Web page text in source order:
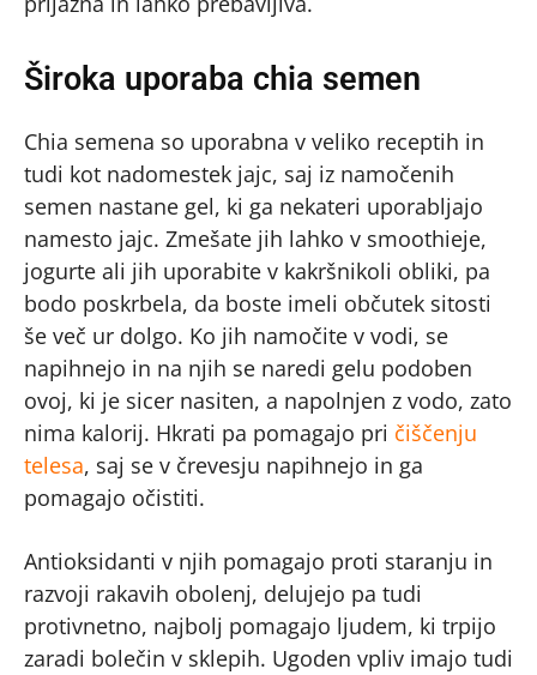
Široka uporaba chia semen
Chia semena so uporabna v veliko receptih in
tudi kot nadomestek jajc, saj iz namočenih
semen nastane gel, ki ga nekateri uporabljajo
namesto jajc. Zmešate jih lahko v smoothieje,
jogurte ali jih uporabite v kakršnikoli obliki, pa
bodo poskrbela, da boste imeli občutek sitosti
še več ur dolgo. Ko jih namočite v vodi, se
napihnejo in na njih se naredi gelu podoben
ovoj, ki je sicer nasiten, a napolnjen z vodo, zato
nima kalorij. Hkrati pa pomagajo pri čiščenju
telesa, saj se v črevesju napihnejo in ga
pomagajo očistiti.
Antioksidanti v njih pomagajo proti staranju in
razvoji rakavih obolenj, delujejo pa tudi
protivnetno, najbolj pomagajo ljudem, ki trpijo
zaradi bolečin v sklepih. Ugoden vpliv imajo tudi